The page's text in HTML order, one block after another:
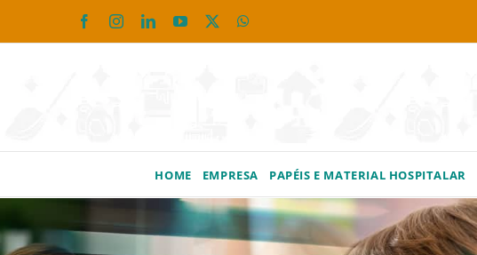
o
FacebookInstagramLinkedInYouTube
HOME EMPRESA PAPÉIS E MATERIAL HOSPITALAR